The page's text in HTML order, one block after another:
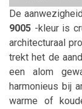
De
9005 -kleur is
architecturaal
trekt het de
een alom
harmonieus bij
warme of